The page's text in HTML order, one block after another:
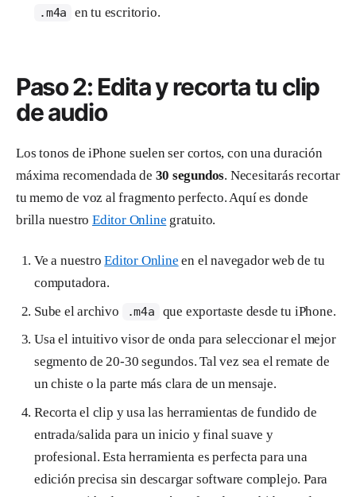
.m4a en tu escritorio.
Paso 2: Edita y recorta tu clip
de audio
Los tonos de iPhone suelen ser cortos, con una duración
máxima recomendada de 30 segundos. Necesitarás recortar
tu memo de voz al fragmento perfecto. Aquí es donde
brilla nuestro Editor Online gratuito.
Ve a nuestroEditor Online en el navegador web de tu
computadora.
Sube el archivo
.m4a
que exportaste desde tu iPhone.
Usa el intuitivo visor de onda para seleccionar el mejor
segmento de 20-30 segundos. Tal vez sea el remate de
un chiste o la parte más clara de un mensaje.
Recorta el clip y usa las herramientas de fundido de
entrada/salida para un inicio y final suave y
profesional. Esta herramienta es perfecta para una
edición precisa sin descargar software complejo. Para